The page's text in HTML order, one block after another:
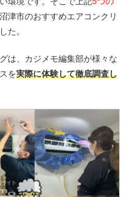
津市のおすすめエアコンクリ
た。
は、カジメモ編集部が様々な
を実際に体験して徹底調査し